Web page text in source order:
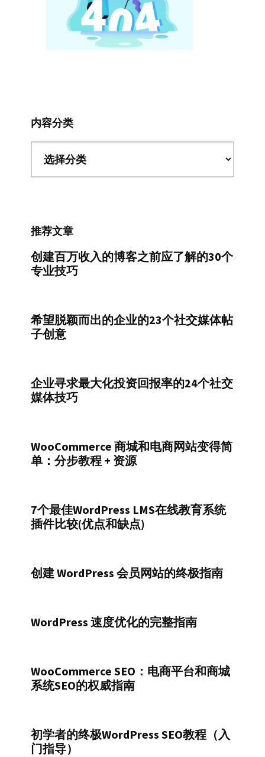
内容分类
分
推荐文章
创建百万收入的博客之前应了解的30个
专业技巧
希望脱颖而出的企业的23个社交媒体帖
子创意
企业寻求最大化投资回报率的24个社交
媒体技巧
WooCommerce 商城和电商网站变得简
单：分步教程 + 资源
7个最佳WordPress LMS在线教育系统
插件比较(优点和缺点)
创建 WordPress 会员网站的终极指南
WordPress 速度优化的完整指南
WooCommerce SEO：电商平台和商城
系统SEO的权威指南
初学者的终极WordPress SEO教程（入
门指导）